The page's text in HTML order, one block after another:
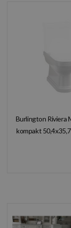
Burlington Riviera
kompakt